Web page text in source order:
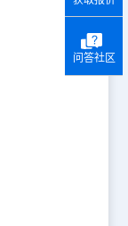
问答社区